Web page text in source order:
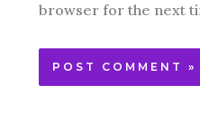
browser for the next